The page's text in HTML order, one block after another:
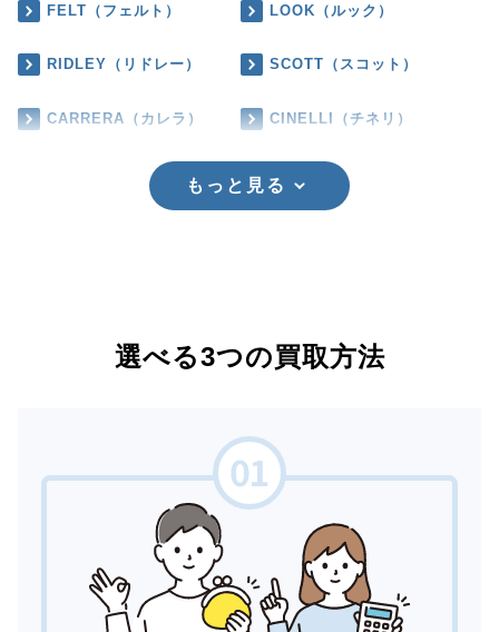
FELT（フェルト） LOOK（ルック）
RIDLEY（リドレー） SCOTT（スコット）
CARRERA（カレラ） CINELLI（チネリ）
もっと見る
選べる3つの買取方法